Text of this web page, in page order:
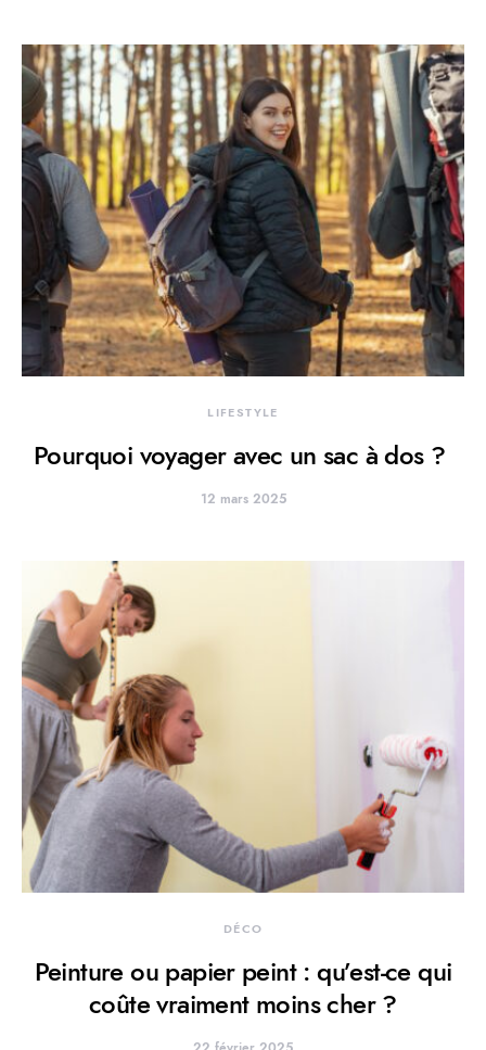
LIFESTYLE
Pourquoi voyager avec un sac à dos ?
12 mars 2025
DÉCO
Peinture ou papier peint : qu’est-ce qui
coûte vraiment moins cher ?